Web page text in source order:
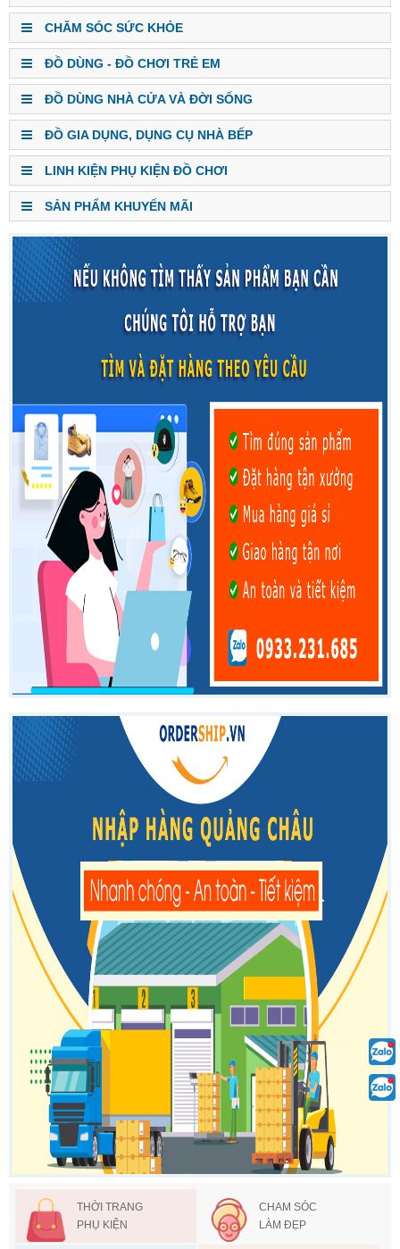
CHĂM SÓC SỨC KHỎE
ĐỒ DÙNG - ĐỒ CHƠI TRẺ EM
ĐỒ DÙNG NHÀ CỬA VÀ ĐỜI SỐNG
ĐỒ GIA DỤNG, DỤNG CỤ NHÀ BẾP
LINH KIỆN PHỤ KIỆN ĐỒ CHƠI
SẢN PHẨM KHUYẾN MÃI
THỜI TRANG
PHỤ KIỆN
CHAM SÓC
LÀM ĐẸP